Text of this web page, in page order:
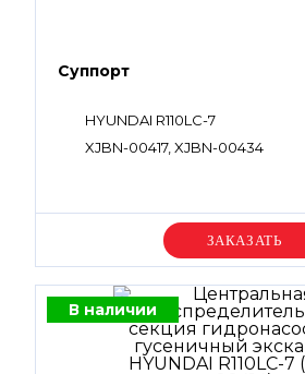
Суппорт
HYUNDAI R110LC-7
XJBN-00417, XJBN-00434
Уточняйте цену
В наличии